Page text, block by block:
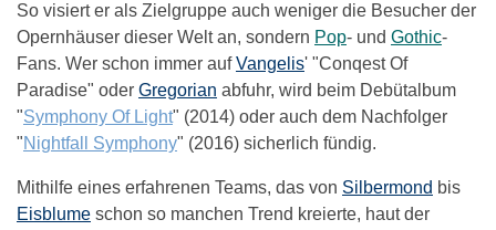
So visiert er als Zielgruppe auch weniger die Besucher der
Opernhäuser dieser Welt an, sondern Pop- und Gothic-
Fans. Wer schon immer aufVangelis' "Conqest Of
Paradise" oder Gregorian abfuhr, wird beim Debütalbum
"Symphony Of Light" (2014) oder auch dem Nachfolger
"Nightfall Symphony" (2016) sicherlich fündig.
Mithilfe eines erfahrenen Teams, das von Silbermond bis
Eisblume schon so manchen Trend kreierte, haut der